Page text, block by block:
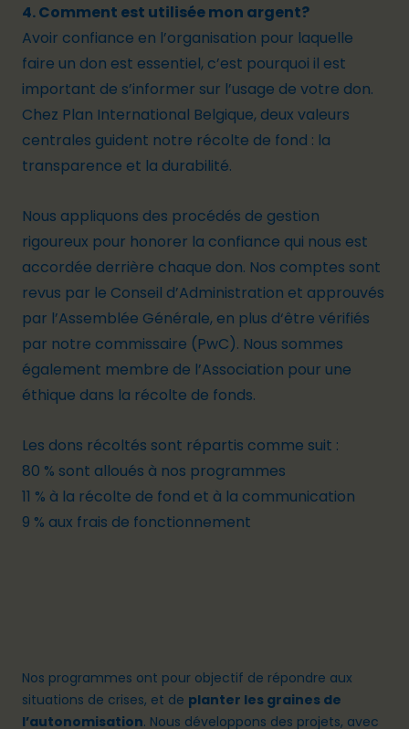
4. Comment est utilisée mon argent?
Avoir confiance en l’organisation pour laquelle
faire un don est essentiel, c’est pourquoi il est
important de s’informer sur l’usage de votre don.
Chez Plan International Belgique, deux valeurs
centrales guident notre récolte de fond : la
transparence et la durabilité.
Nous appliquons des procédés de gestion
rigoureux pour honorer la confiance qui nous est
accordée derrière chaque don. Nos comptes sont
revus par le Conseil d’Administration et approuvés
par l’Assemblée Générale, en plus d‘être vérifiés
par notre commissaire (PwC). Nous sommes
également membre de l’Association pour une
éthique dans la récolte de fonds.
Les dons récoltés sont répartis comme suit :
80 % sont alloués à nos programmes
11 % à la récolte de fond et à la communication
9 % aux frais de fonctionnement
Nos programmes ont pour objectif de répondre aux
situations de crises, et de planter les graines de
l’autonomisation. Nous développons des projets, avec